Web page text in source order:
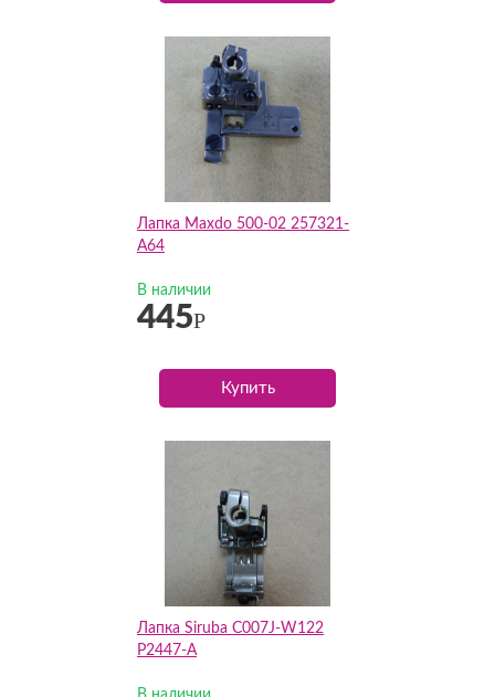
Лапка Maxdo 500-02 257321-
А64
В наличии
445Р
Купить
Лапка Siruba C007J-W122
P2447-A